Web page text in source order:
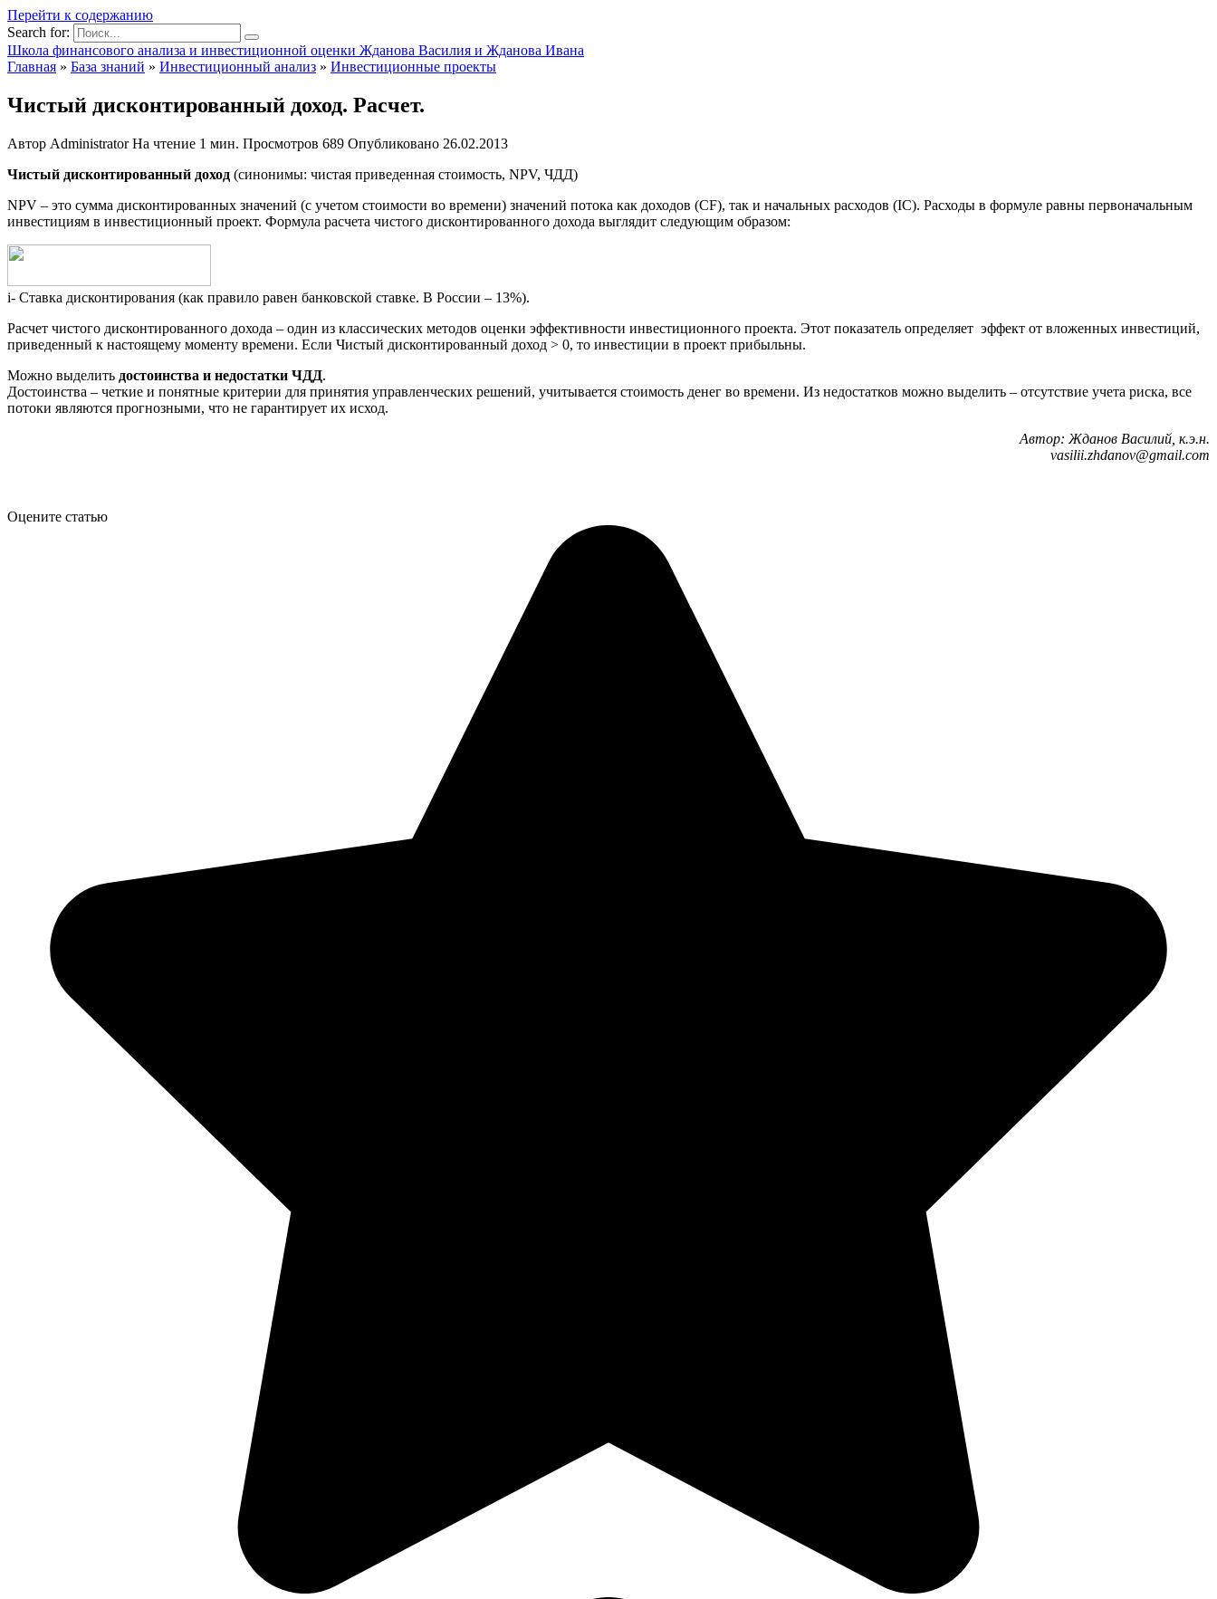
Перейти к содержанию
Search for:
Школа финансового анализа и инвестиционной оценки Жданова Василия и Жданова Ивана
Главная » База знаний » Инвестиционный анализ » Инвестиционные проекты
Чистый дисконтированный доход. Расчет.
Автор Administrator На чтение 1 мин. Просмотров 689 Опубликовано 26.02.2013
Чистый дисконтированный доход (синонимы: чистая приведенная стоимость, NPV, ЧДД)
NPV – это сумма дисконтированных значений (с учетом стоимости во времени) значений потока как доходов (CF), так и начальных расходов (IC). Расходы в формуле равны первоначальным
инвестициям в инвестиционный проект. Формула расчета чистого дисконтированного дохода выглядит следующим образом:
i- Ставка дисконтирования (как правило равен банковской ставке. В России – 13%).
Расчет чистого дисконтированного дохода – один из классических методов оценки эффективности инвестиционного проекта. Этот показатель определяет эффект от вложенных инвестиций,
приведенный к настоящему моменту времени. Если Чистый дисконтированный доход > 0, то инвестиции в проект прибыльны.
Можно выделить достоинства и недостатки ЧДД.
Достоинства – четкие и понятные критерии для принятия управленческих решений, учитывается стоимость денег во времени. Из недостатков можно выделить – отсутствие учета риска, все
потоки являются прогнозными, что не гарантирует их исход.
Автор: Жданов Василий, к.э.н.
vasilii.zhdanov@gmail.com
Оцените статью